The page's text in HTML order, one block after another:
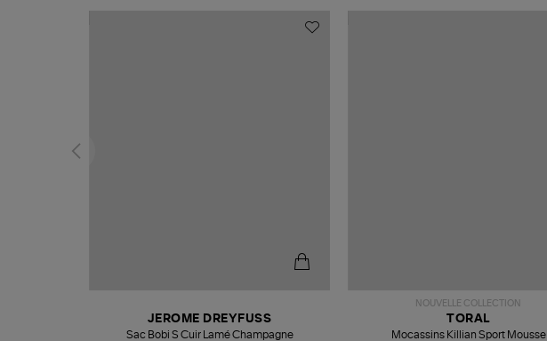
JEROME DREYFUSS
Sac Bobi S Cuir Lamé Champagne
NOUVELLE COLLECTION
TORAL
Mocassins Killian Sport Mousse